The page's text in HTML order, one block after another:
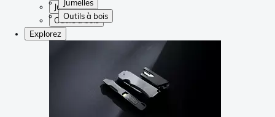
Jumelles
Outils à bois
Jumelles
Outils à bois
Explorez